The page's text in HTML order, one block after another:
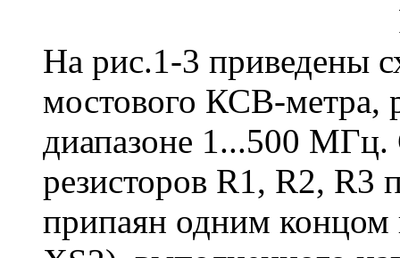
На рис.1-3 приведены
мостового КСВ-метра,
диапазоне 1...500 МГц.
резисторов R1, R2,
припаян одним концом